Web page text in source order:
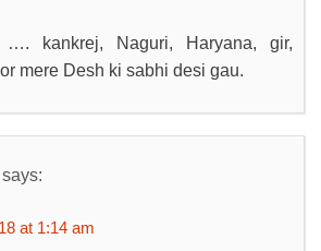
kankrej, Naguri, Haryana, gir,
mere Desh ki sabhi desi gau.
says:
at 1:14 am